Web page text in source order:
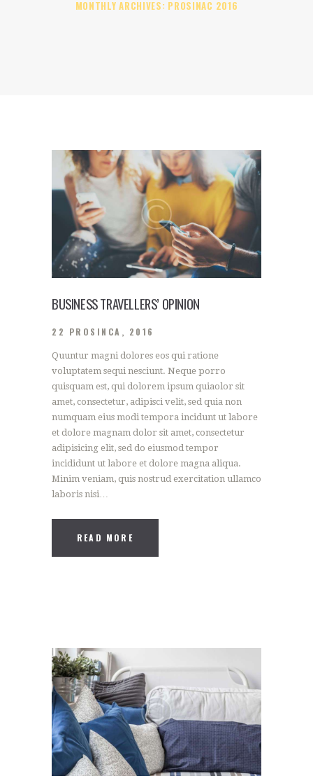
MONTHLY ARCHIVES: PROSINAC 2016
BUSINESS TRAVELLERS’ OPINION
22 PROSINCA, 2016
Quuntur magni dolores eos qui ratione
voluptatem sequi nesciunt. Neque porro
quisquam est, qui dolorem ipsum quiaolor sit
amet, consectetur, adipisci velit, sed quia non
numquam eius modi tempora incidunt ut labore
et dolore magnam dolor sit amet, consectetur
adipisicing elit, sed do eiusmod tempor
incididunt ut labore et dolore magna aliqua.
Minim veniam, quis nostrud exercitation ullamco
laboris nisi…
READ MORE